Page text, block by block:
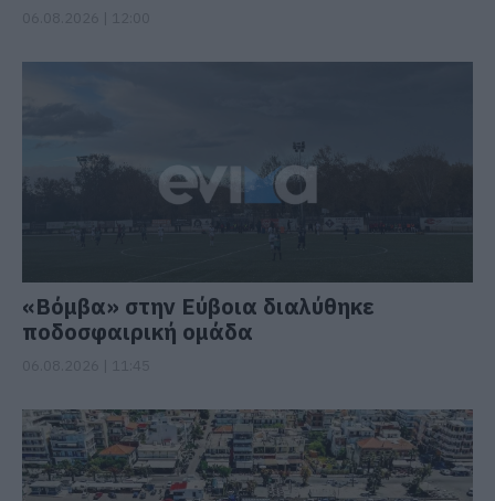
«Βόμβα» στην Εύβοια διαλύθηκε
ποδοσφαιρική ομάδα